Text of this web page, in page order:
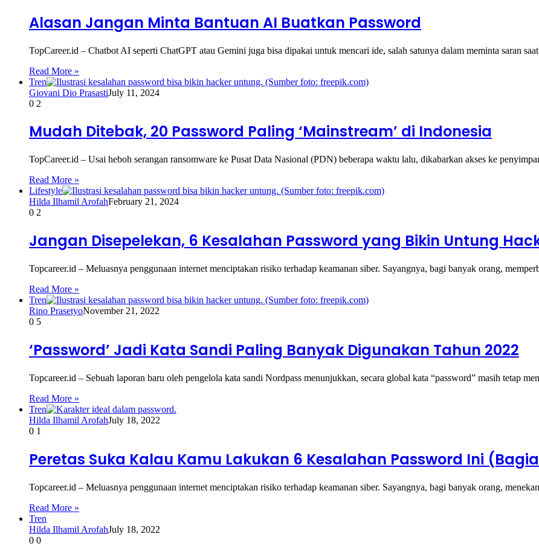
Alasan Jangan Minta Bantuan AI Buatkan Password
TopCareer.id – Chatbot AI seperti ChatGPT atau Gemini juga bisa dipakai untuk mencari ide, salah satunya dalam meminta saran
Read More »
Tren
Giovani Dio PrasastiJuly 11, 2024
0 2
Mudah Ditebak, 20 Password Paling ‘Mainstream’ di Indonesia
TopCareer.id – Usai heboh serangan ransomware ke Pusat Data Nasional (PDN) beberapa waktu lalu, dikabarkan akses ke
Read More »
Lifestyle
Hilda Ilhamil ArofahFebruary 21, 2024
0 2
Jangan Disepelekan, 6 Kesalahan Password yang Bikin Untung
Topcareer.id – Meluasnya penggunaan internet menciptakan risiko terhadap keamanan siber. Sayangnya, bagi banyak orang,
Read More »
Tren
Rino PrasetyoNovember 21, 2022
0 5
‘Password’ Jadi Kata Sandi Paling Banyak Digunakan Tahun 2022
Topcareer.id – Sebuah laporan baru oleh pengelola kata sandi Nordpass menunjukkan, secara global kata “password” masih tetap
Read More »
Tren
Hilda Ilhamil ArofahJuly 18, 2022
0 1
Peretas Suka Kalau Kamu Lakukan 6 Kesalahan Password Ini
Topcareer.id – Meluasnya penggunaan internet menciptakan risiko terhadap keamanan siber. Sayangnya, bagi banyak orang,
Read More »
Tren
Hilda Ilhamil ArofahJuly 18, 2022
0 0